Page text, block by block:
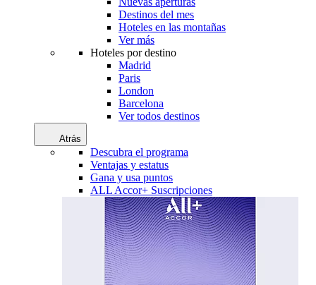
Destinos del mes
Hoteles en las montañas
Ver más
Hoteles por destino
Madrid
Paris
London
Barcelona
Ver todos destinos
Atrás
Descubra el programa
Ventajas y estatus
Gana y usa puntos
ALL Accor+ Suscripciones